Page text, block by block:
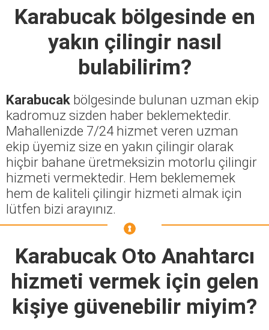
Karabucakbölgesinde en
yakın çilingir nasıl
bulabilirim?
Karabucak bölgesinde bulunan uzman ekip
kadromuz sizden haber beklemektedir.
Mahallenizde 7/24 hizmet veren uzman
ekip üyemiz size en yakın çilingir olarak
hiçbir bahane üretmeksizin motorlu çilingir
hizmeti vermektedir. Hem beklememek
hem de kaliteli çilingir hizmeti almak için
lütfen bizi arayınız.
Karabucak Oto Anahtarcı
hizmeti vermek için gelen
kişiye güvenebilir miyim?